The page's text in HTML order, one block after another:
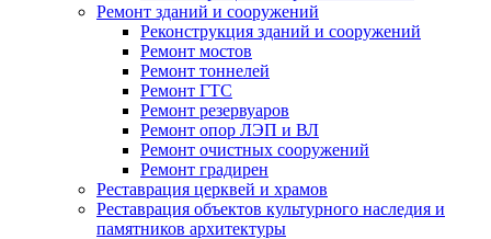
Ремонт зданий и сооружений
Реконструкция зданий и сооружений
Ремонт мостов
Ремонт тоннелей
Ремонт ГТС
Ремонт резервуаров
Ремонт опор ЛЭП и ВЛ
Ремонт очистных сооружений
Ремонт градирен
Реставрация церквей и храмов
Реставрация объектов культурного наследия и
памятников архитектуры